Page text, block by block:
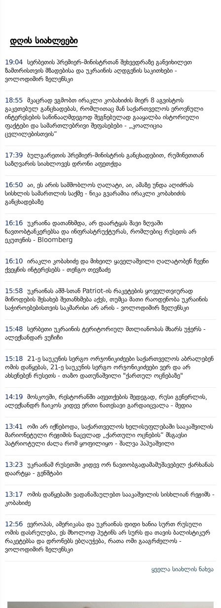
დღის სიახლეები
19:04 სერბეთის პრემიერ-მინისტრთან შეხვედრაზე განვიხილეთ
ზამთრისთვის მზადებისა და უკრაინის აღდგენის საკითხები -
ვოლოდიმირ ზელენსკი
18:55 მკაცრად ვგმობთ ირაკლი კობახიძის მიერ 8 აგვისტოს
გაკეთებულ განცხადებას, რომლითაც მან საქართველოს ეროვნული
ინტერესების საწინააღმდეგოდ შეგნებულად გააყალბა ისტორიული
ფაქტები და სამართლებრივი შეფასებები - „კოალიცია
ცვლილებისთვის“
17:39 ბულგარეთის პრემიერ-მინისტრის განცხადებით, რუმინეთთან
საზღვარის სიახლოვეს დრონი აფეთქდა
16:50 აი, ეს არის სამშობლოს ღალატი, აი, ამაზე უნდა აღიძრას
სისხლის სამართლის საქმე - ნიკა გვარამია ირაკლი კობახიძის
განცხადებაზე
16:16 უკრაინა დათანხმდა, არ დაარტყას შავი ზღვაში
ნავთობტანკერებსა და ინფრასტრუქტურას, რომლებიც რუსეთს არ
ეკუთვნის - Bloomberg
16:10 ირაკლი კობახიძე და მიხეილ ყაველაშვილი ღალატობენ ჩვენი
ქვეყნის ინტერესებს - თენგო თევზაძე
15:58 უკრაინას აშშ-სთან Patriot-ის რაკეტების ყოველთვიურად
მიწოდების შესახებ შეთანხმება აქვს, თუმცა მათი რაოდენობა უკრაინის
საჭიროებებისთვის საკმარისი არ არის - ვოლოდიმირ ზელენსკი
15:48 სერბეთი უკრაინის ტერიტორიულ მთლიანობას მხარს უჭერს -
ალექსანდარ ვუჩიჩი
15:18
21-ე საუკუნის სერგო ორჯონიკიძეები საქართველოს აბრალებენ
ომის დაწყებას, 21-ე საუკუნის სერგო ორჯონიკიძეები ვერ და არ
ახსენებენ რუსეთს - თაზო დათუნაშვილი "ქართულ ოცნებაზე"
14:19 მოსკოვში, რესტორანში აფეთქების შედეგად, რუსი გენერლის,
ალექსანდრ ჩაიკოს კიდევ ერთი ნათესავი გარდაიცვალა - მედია
13:41
ომი არ იქნებოდა, საქართველოს ხელისუფლებაში სააკაშვილის
მარიონეტული რეჟიმის ნაცვლად „ქართული ოცნების“ მსგავსი
პატრიოტული ძალა რომ ყოფილიყო - შალვა პაპუაშვილი
13:23 უკრაინამ რუსეთში კიდევ ორ ნავთობგადამამუშავებელ ქარხანას
დაარტყა - გენშტაბი
13:17 ომის დაწყებაში ვადანაშაულებთ სააკაშვილის სისხლიან რეჟიმს -
კობახიძე
12:56 ევროპას, ამერიკასა და უკრაინას დიდი ხანია სურთ რუსული
ომის დასრულება, ეს მხოლოდ პუტინს არ სურს და თავის ბალისტიკურ
რაკეტებსა და დრონებს ებღაუჭება, რათა ომი გააგრძელოს -
ვოლოდიმირ ზელენსკი
ყველა სიახლის ნახვა